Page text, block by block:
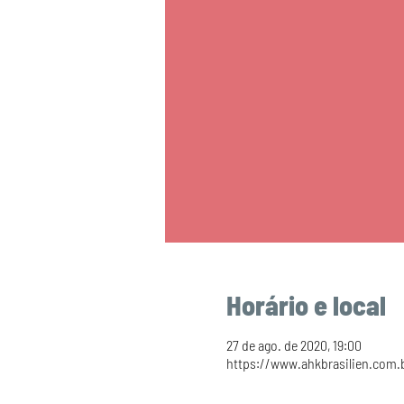
Horário e local
27 de ago. de 2020, 19:00
https://